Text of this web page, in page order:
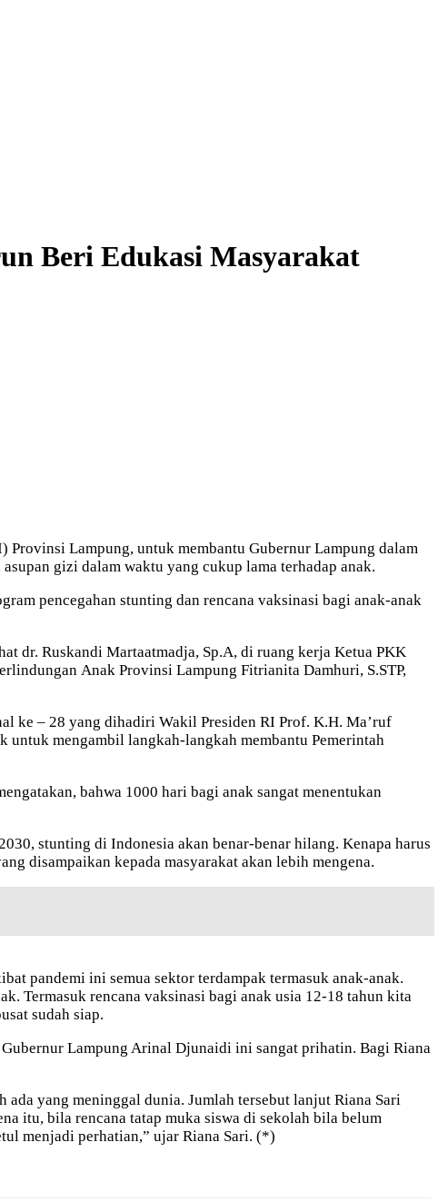
Beri Edukasi Masyarakat
Lampung, untuk membantu Gubernur Lampung dalam
gizi dalam waktu yang cukup lama terhadap anak.
pencegahan stunting dan rencana vaksinasi bagi anak-anak
dr. Ruskandi Martaatmadja, Sp.A, di ruang kerja Ketua PKK
Anak Provinsi Lampung Fitrianita Damhuri, S.STP,
ke – 28 yang dihadiri Wakil Presiden RI Prof. K.H. Ma’ruf
untuk mengambil langkah-langkah membantu Pemerintah
bahwa 1000 hari bagi anak sangat menentukan
stunting di Indonesia akan benar-benar hilang. Kenapa harus
disampaikan kepada masyarakat akan lebih mengena.
pandemi ini semua sektor terdampak termasuk anak-anak.
Termasuk rencana vaksinasi bagi anak usia 12-18 tahun kita
sudah siap.
Lampung Arinal Djunaidi ini sangat prihatin. Bagi Riana
yang meninggal dunia. Jumlah tersebut lanjut Riana Sari
itu, bila rencana tatap muka siswa di sekolah bila belum
menjadi perhatian,” ujar Riana Sari. (*)